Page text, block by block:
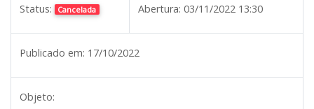
Status: Cancelada Abertura: 03/11/2022 13:30
Publicado em: 17/10/2022
Objeto: